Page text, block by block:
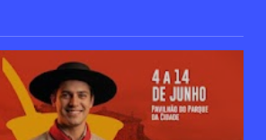
June 12, 2023
UNCATEGORIZED
apostam em iniciativas de
corporativa pa...
June 09, 2023